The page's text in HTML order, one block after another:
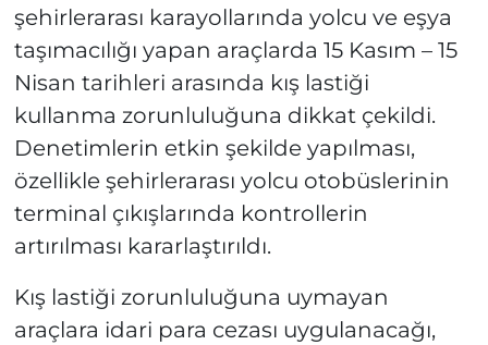
şehirlerarası karayollarında yolcu ve eşya
taşımacılığı yapan araçlarda 15 Kasım – 15
Nisan tarihleri arasında kış lastiği
kullanma zorunluluğuna dikkat çekildi.
Denetimlerin etkin şekilde yapılması,
özellikle şehirlerarası yolcu otobüslerinin
terminal çıkışlarında kontrollerin
artırılması kararlaştırıldı.
Kış lastiği zorunluluğuna uymayan
araçlara idari para cezası uygulanacağı,